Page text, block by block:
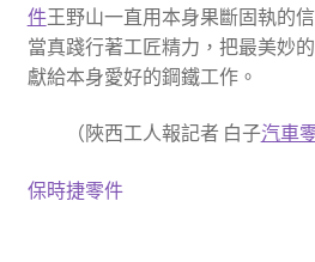
件王野山一直用本身果斷固執的
當真踐行著工匠精力，把最美妙
獻給本身愛好的鋼鐵工作。
（陜西工人報記者 白子汽車
保時捷零件